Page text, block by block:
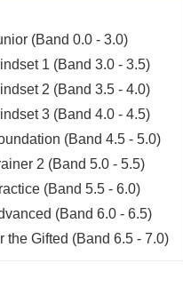
(Band 0.0 - 3.0)
1 (Band 3.0 - 3.5)
2 (Band 3.5 - 4.0)
3 (Band 4.0 - 4.5)
(Band 4.5 - 5.0)
2 (Band 5.0 - 5.5)
(Band 5.5 - 6.0)
(Band 6.0 - 6.5)
the Gifted (Band 6.5 - 7.0)